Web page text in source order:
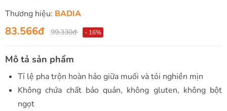
Thương hiệu: BADIA
83.566đ 99.330đ - 16%
Mô tả sản phẩm
Tỉ lệ pha trộn hoàn hảo giữa muối và tỏi nghiền mịn
Không chứa chất bảo quản, không gluten, không bột
ngọt